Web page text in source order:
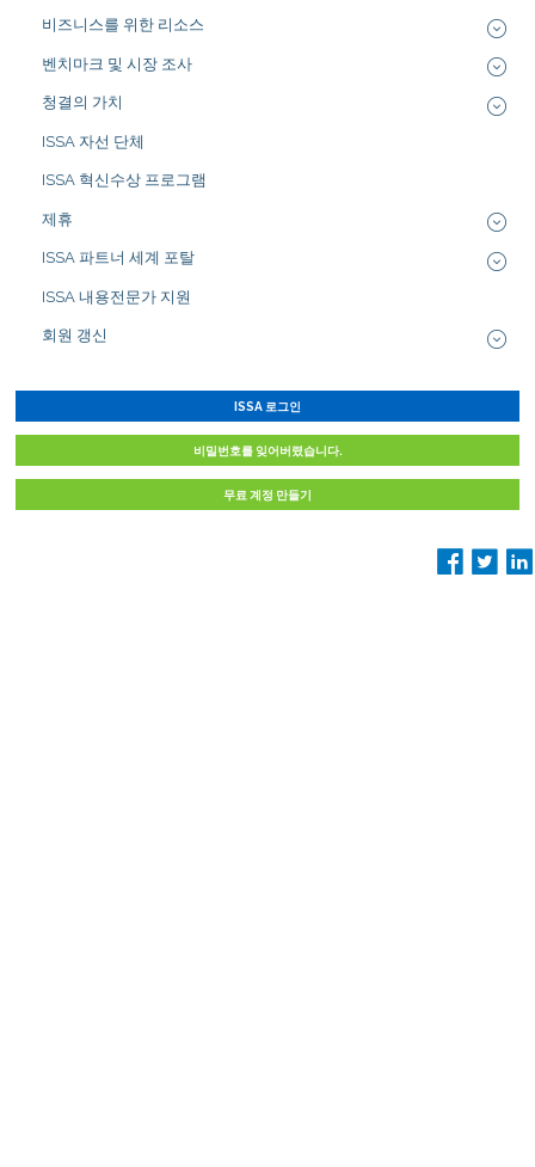
비즈니스를 위한 리소스
벤치마크 및 시장 조사
청결의 가치
ISSA 자선 단체
ISSA 혁신수상 프로그램
제휴
ISSA 파트너 세계 포탈
ISSA 내용전문가 지원
회원 갱신
ISSA 로그인
비밀번호를 잊어버렸습니다.
무료 계정 만들기